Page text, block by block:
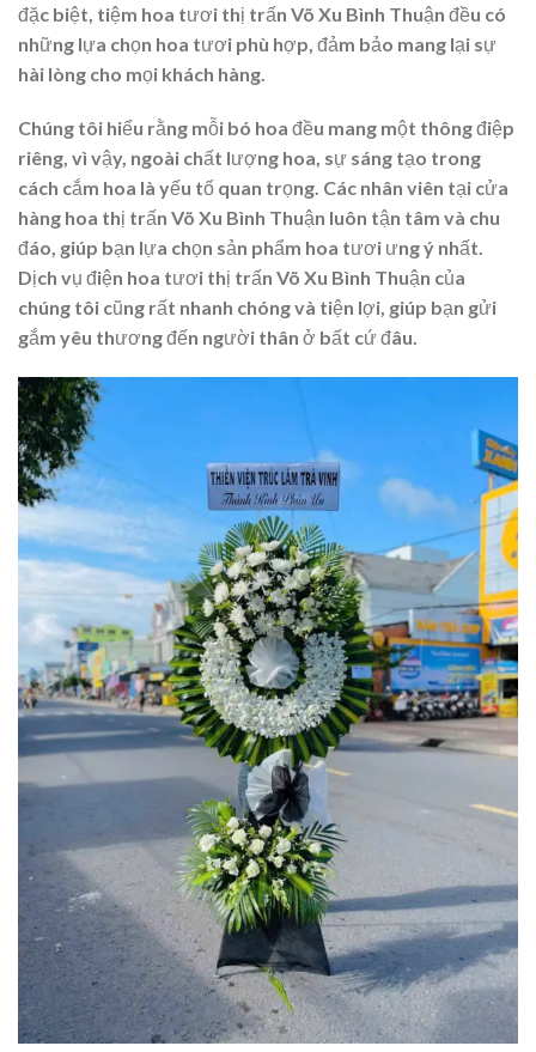
đặc biệt, tiệm hoa tươi thị trấn Võ Xu Bình Thuận đều có
những lựa chọn hoa tươi phù hợp, đảm bảo mang lại sự
hài lòng cho mọi khách hàng.
Chúng tôi hiểu rằng mỗi bó hoa đều mang một thông điệp
riêng, vì vậy, ngoài chất lượng hoa, sự sáng tạo trong
cách cắm hoa là yếu tố quan trọng. Các nhân viên tại cửa
hàng hoa thị trấn Võ Xu Bình Thuận luôn tận tâm và chu
đáo, giúp bạn lựa chọn sản phẩm hoa tươi ưng ý nhất.
Dịch vụ điện hoa tươi thị trấn Võ Xu Bình Thuận của
chúng tôi cũng rất nhanh chóng và tiện lợi, giúp bạn gửi
gắm yêu thương đến người thân ở bất cứ đâu.